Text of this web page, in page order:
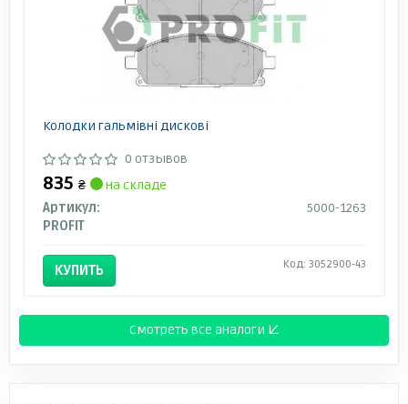
Колодки гальмівні дискові
0 отзывов
835 ₴
на складе
Артикул:
5000-1263
PROFIT
КУПИТЬ Код: 3052900-43
Смотреть все аналоги ↓